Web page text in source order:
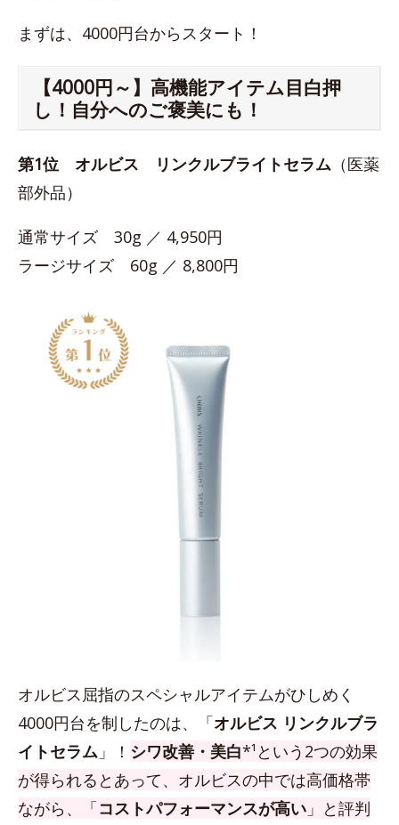
まずは、4000円台からスタート！
【4000円～】高機能アイテム目白押
し！自分へのご褒美にも！
第1位 オルビス リンクルブライトセラム （医薬
部外品）
通常サイズ 30g ／ 4,950円
ラージサイズ 60g ／ 8,800円
オルビス屈指のスペシャルアイテムがひしめく
4000円台を制したのは、「オルビス リンクルブラ
イトセラム 」！ シワ改善・美白*¹という2つの効果
が得られるとあって、オルビスの中では高価格帯
ながら、「コストパフォーマンスが高い 」と評判